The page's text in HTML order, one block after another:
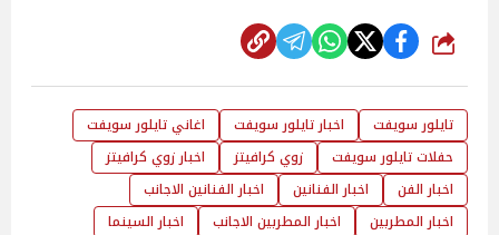
شارك
تايلور سويفت اخبار تايلور سويفت
اغاني تايلور سويفت
حفلات تايلور سويفت
زوي كرافيتز
اخبار زوي كرافيتز
اخبار الفن
اخبار الفنانين
اخبار الفنانين الاجانب
اخبار المطربين
اخبار المطربين الاجانب
اخبار السينما